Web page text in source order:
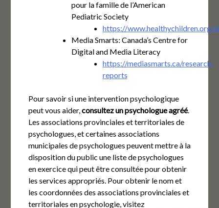
pour la famille de l’American
Pediatric Society
https://www.healthychildren.org/
Media Smarts: Canada’s Centre for
Digital and Media Literacy
https://mediasmarts.ca/research-
reports
Pour savoir si une intervention psychologique
peut vous aider,consultez un psychologue agréé.
Les associations provinciales et territoriales de
psychologues, et certaines associations
municipales de psychologues peuvent mettre à la
disposition du public une liste de psychologues
en exercice qui peut être consultée pour obtenir
les services appropriés. Pour obtenir le nom et
les coordonnées des associations provinciales et
territoriales en psychologie, visitez